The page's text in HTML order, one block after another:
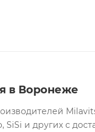
в Воронеже
SiSi и других с